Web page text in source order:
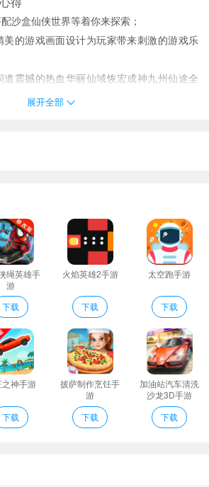
沙盒仙侠世界等着你来探索；
美的游戏画面设计为玩家带来刺激的游戏乐
震撼的热血华丽仙域恢宏成神九州仙途全
领略这个华丽仙域世界的精彩唯美纷呈；
色任你自由选择剧情内容十分丰富玩法独
戏为玩家可以选择自己喜欢的角色在副本中
取大量的经验升级收集丰富的装备；
九州十地激战挑战最真实的竞技场战斗；
的造型可以轻松搭配提供了超多华丽炫酷的
邪灵更好。各种各样的真实玩家享受并让您
飞翅膀成为焦点还有萌宠坐骑随你战斗三界
仙帝W绑元亿铜币氪白拿万元充值卡礼包可
。
展开全部
绳英雄手
游
下载
火焰英雄2手游
下载
太空跑手游
下载
之神手游
下载
披萨制作烹饪手
游
下载
加油站汽车清洗
沙龙3D手游
下载